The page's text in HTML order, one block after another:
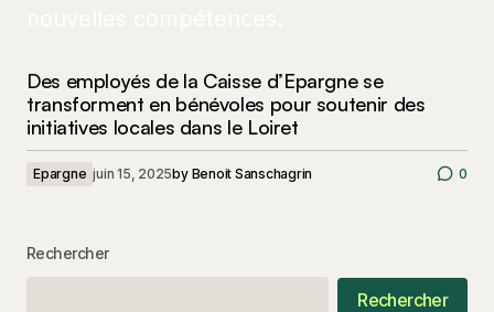
Des employés de la Caisse d’Epargne se
transforment en bénévoles pour soutenir des
initiatives locales dans le Loiret
Epargne juin 15, 2025by Benoit Sanschagrin 0
Rechercher
Rechercher